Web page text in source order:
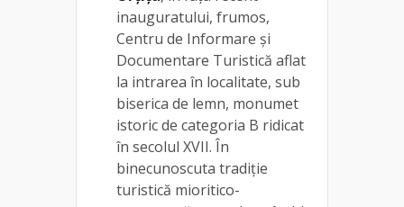
inauguratului, frumos,
Centru de Informare și
Documentare Turistică aflat
la intrarea în localitate, sub
biserica de lemn, monumet
istoric de categoria B ridicat
în secolul XVII. În
binecunoscuta tradiție
turistică mioritico-